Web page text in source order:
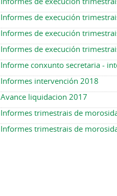
Informes de execución
Informes de execución
Informes de execución
Informe conxunto secretaria -
Informes intervención 2018
Avance liquidacion 2017
Informes trimestrais de
Informes trimestrais de